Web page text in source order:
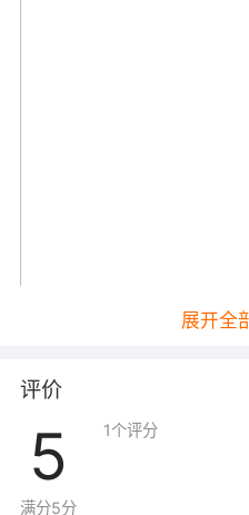
展开全
评价
5
满分5分
1个评分